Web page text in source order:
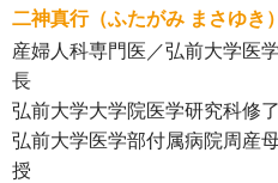
二神真行（ふたがみ まさゆき）
産婦人科専門医／弘前大学医
長
弘前大学大学院医学研究科修
弘前大学医学部付属病院周産
授